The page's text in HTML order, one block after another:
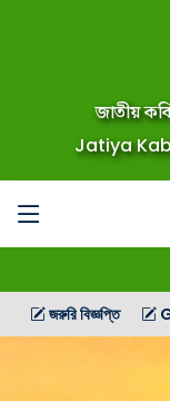
জাতীয়
Jatiya
জরুরি বিজ্ঞপ্তি GST